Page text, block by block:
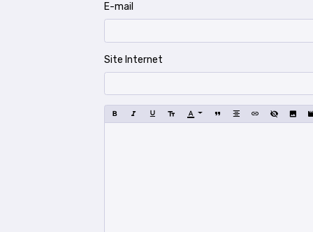
E-mail
Site Internet